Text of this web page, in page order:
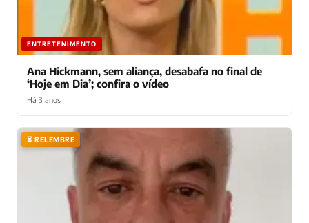
ENTRETENIMENTO
Ana Hickmann, sem aliança, desabafa no final de
‘Hoje em Dia’; confira o vídeo
Há 3 anos
⏳ RELEMBRE